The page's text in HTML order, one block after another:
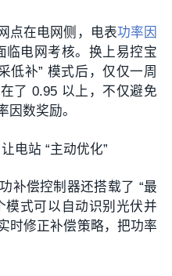
点在电网侧，电表功率因
临电网考核。换上易控宝
低补” 模式后，仅仅一周
了 0.95 以上，不仅避免
因数奖励。
电站 “主动优化”
补偿控制器还搭载了 “最
模式可以自动识别光伏并
时修正补偿策略，把功率